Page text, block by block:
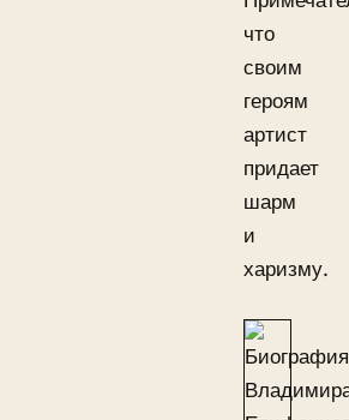
что
своим
героям
артист
придает
шарм
и
харизму.